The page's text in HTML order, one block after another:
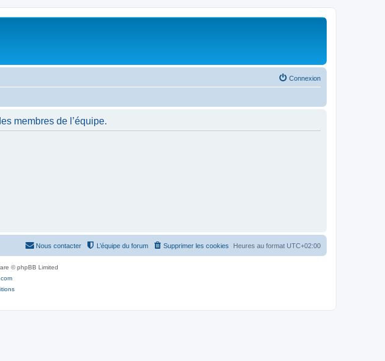
Connexion
membres de l’équipe.
Heures au format UTC+02:00
Supprimer les cookies
L’équipe du forum
Nous contacter
© phpBB Limited